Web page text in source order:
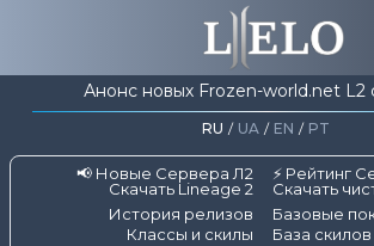
Анонс новых Frozen-world.net L2
RU / UA / EN / PT
📢 Новые Сервера Л2
⚡ Рейтинг
Скачать Lineage 2
Скачать
История релизов
Базовые
Классы и скилы
База скилов